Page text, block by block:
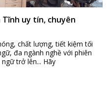
Tĩnh uy tín, chuyên
chất lượng, tiết kiệm tối
đa ngành nghề với phiên
trở lên... Hãy